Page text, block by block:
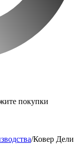
покупки
/Ковер Дели